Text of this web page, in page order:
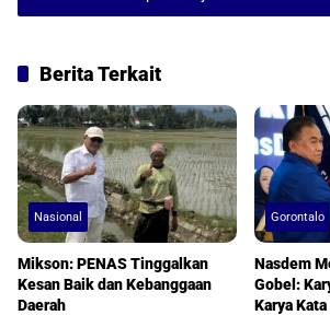
Berita Terkait
Nasional
Mikson: PENAS Tinggalkan
Kesan Baik dan Kebanggaan
Daerah
Gorontalo
Nasdem
Gobel:
Karya Kata